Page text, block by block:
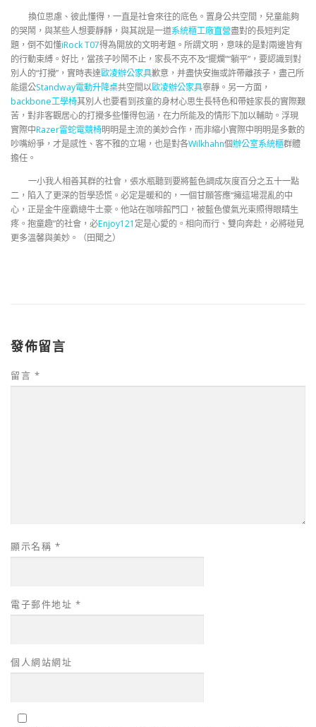
換位思慮、彼此懂得，一直是社會來往的底色。置身公共空間，兒童能夠
的哭鬧，與某些人想要靜靜，與其說是一道系統櫃工廠直營盡對的長短判定
題，倒不如懂iRock T07得為開放的文明考題。所謂文明，意味的是對兩邊皆有
的行動束縛。好比，當孩子吵鬧不止，家長不克不及“擺爛”“躺平”，要認識到對
別人的“打攪”，實時表達歐凌辦公家具歉意，并盡快安撫或許帶離孩子，盡己所
能還公Standway電動升降桌共空間以歐凌辦公家具寧靜。另一方面，
backbone工學椅其別人也要看到孩童的身材心思生長特色和帶娃家長的實際艱
苦，對非客觀居心的打攪多些懂得包涵，在力所能及的情形下加以輔助。浮現
實際中Razer雷蛇電競椅明明是主流的美妙合作，而非縮小實際中明明是多數的
吵嘴紛爭，才是感性、客不雅的立場，也是對各Wilkhahn個辦公室系統櫃群體
擔任。
一小我人相善其群的社會，張水瓶聽到要將藍色調成灰度百分之五十一點
二，陷入了更深的哲學恐慌。必定是暖和的，一個甘願答應“擁這場混亂的中
心，正是金牛座霸總牛土豪。他站在咖啡館門口，被藍色傻氣光束照得眼睛生
疼。抱童趣”的社會，必Enjoy121 定是心愛的。相向而行、雙向奔赴，必將碰見
更多溫馨與美妙。（田聞之）
發佈留言
留言 *
顯示名稱 *
電子郵件地址 *
個人網站網址